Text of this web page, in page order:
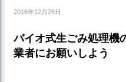
2016年12月26日
バイオ式生ごみ処理機
業者にお願いしよう